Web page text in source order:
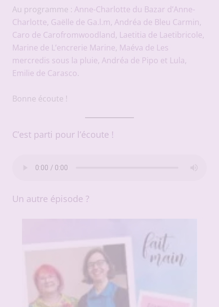
Au programme : Anne-Charlotte du Bazar d’Anne-
Charlotte, Gaëlle de Ga.l.m, Andréa de Bleu Carmin,
Caro de Carofromwoodland, Laetitia de Laetibricole,
Marine de L’encrerie Marine, Maéva de Les
mercredis sous la pluie, Andréa de Pipo et Lula,
Emilie de Carasco.
Bonne écoute !
C’est parti pour l’écoute !
Un autre épisode ?